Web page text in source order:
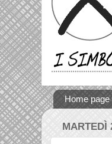
Home page
MARTEDÌ